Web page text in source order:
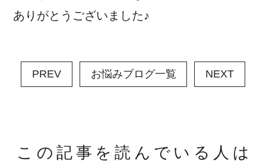
ありがとうございました♪
PREV お悩みブログ一覧 NEXT
この記事を読んでいる人は